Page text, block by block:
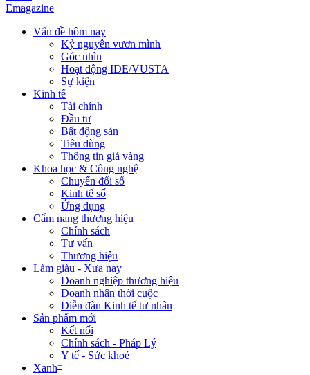
Emagazine
Vấn đề hôm nay
Kỷ nguyên vươn mình
Góc nhìn
Hoạt động IDE/VUSTA
Sự kiện
Kinh tế
Tài chính
Đầu tư
Bất động sản
Tiêu dùng
Thông tin giá vàng
Khoa học & Công nghệ
Chuyển đổi số
Kinh tế số
Ứng dụng
Cẩm nang thương hiệu
Chính sách
Tư vấn
Thương hiệu
Làm giàu - Xưa nay
Doanh nghiệp thương hiệu
Doanh nhân thời cuộc
Diễn đàn Kinh tế tư nhân
Sản phẩm mới
Kết nối
Chính sách - Pháp Lý
Y tế - Sức khoẻ
Xanh+